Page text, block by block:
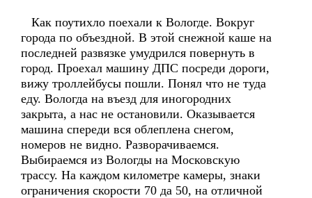
Как поутихло поехали к Вологде. Вокруг
города по объездной. В этой снежной каше на
последней развязке умудрился повернуть в
город. Проехал машину ДПС посреди дороги,
вижу троллейбусы пошли. Понял что не туда
еду. Вологда на въезд для иногородних
закрыта, а нас не остановили. Оказывается
машина спереди вся облеплена снегом,
номеров не видно. Разворачиваемся.
Выбираемся из Вологды на Московскую
трассу. На каждом километре камеры, знаки
ограничения скорости 70 да 50, на отличной